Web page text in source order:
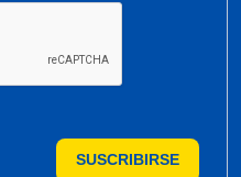
SUSCRIBIRSE